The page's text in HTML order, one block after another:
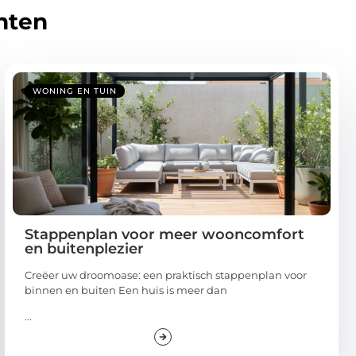
WONING EN TUIN
Stappenplan voor meer wooncomfort
en buitenplezier
Creëer uw droomoase: een praktisch stappenplan voor
binnen en buiten Een huis is meer dan
...